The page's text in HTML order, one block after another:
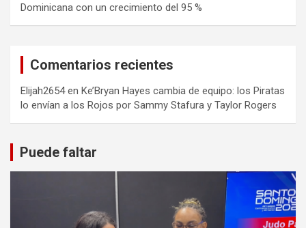
Dominicana con un crecimiento del 95 %
Comentarios recientes
Elijah2654en Ke’Bryan Hayes cambia de equipo: los Piratas
lo envían a los Rojos por Sammy Stafura y Taylor Rogers
Puede faltar